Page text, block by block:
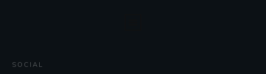
SOCIAL